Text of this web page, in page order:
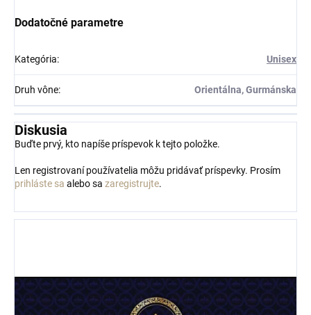
Dodatočné parametre
Kategória: Unisex
Druh vône: Orientálna, Gurmánska
Diskusia
Buďte prvý, kto napíše príspevok k tejto položke.
Len registrovaní používatelia môžu pridávať príspevky. Prosím
prihláste sa alebo sa zaregistrujte.